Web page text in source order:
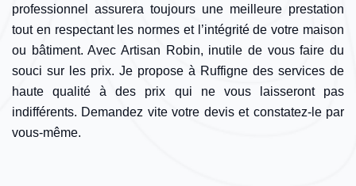
professionnel assurera toujours une meilleure prestation
tout en respectant les normes et l’intégrité de votre maison
ou bâtiment. Avec Artisan Robin, inutile de vous faire du
souci sur les prix. Je propose à Ruffigne des services de
haute qualité à des prix qui ne vous laisseront pas
indifférents. Demandez vite votre devis et constatez-le par
vous-même.